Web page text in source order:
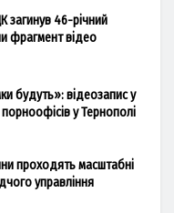
загинув 46-річний
фрагмент відео
будуть»: відеозапис у
у Тернополі
проходять масштабні
управління